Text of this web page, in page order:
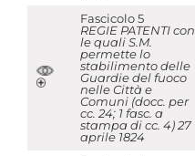
Fascicolo 5
REGIE PATENTI con
le quali S.M.
permette lo
stabilimento delle
Guardie del fuoco
nelle Città e
Comuni (docc. per
cc. 24; 1 fasc. a
stampa di cc. 4) 27
aprile 1824